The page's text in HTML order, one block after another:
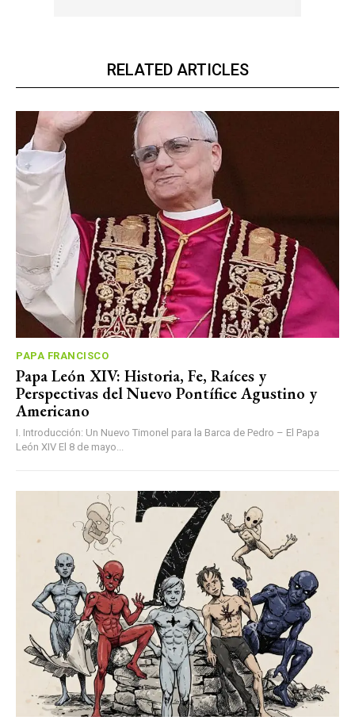
RELATED ARTICLES
PAPA FRANCISCO
Papa León XIV: Historia, Fe, Raíces y
Perspectivas del Nuevo Pontífice Agustino y
Americano
I. Introducción: Un Nuevo Timonel para la Barca de Pedro – El Papa
León XIV El 8 de mayo...